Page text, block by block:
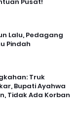
Lalu, Pedagang
Pindah
Truk
Bupati Ayahwa
Tidak Ada Korban